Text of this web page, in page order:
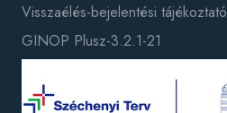
Visszaélés-bejelentési tájékoztató
GINOP Plusz-3.2.1-21